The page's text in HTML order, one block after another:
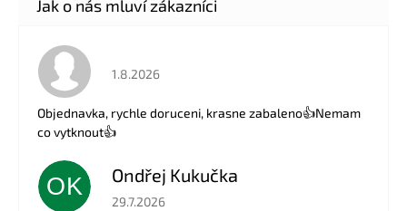
Hodnocení obchodu je 5 z 5 hvězdiček.
1.8.2026
Objednavka, rychle doruceni, krasne zabaleno👍Nemam
co vytknout👍
OK Ondřej Kukučka
Hodnocení obchodu je 5 z 5 hvězdiček.
29.7.2026